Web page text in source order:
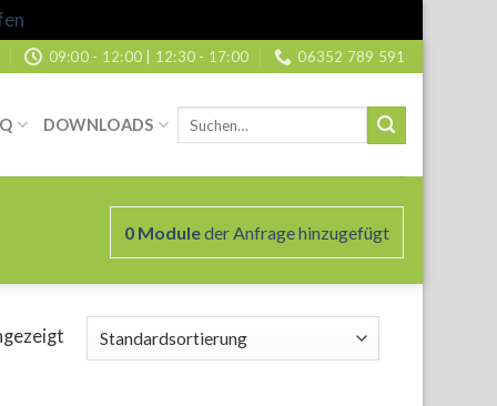
09:00 - 12:00 | 12:30 - 17:00 06352 789 591
DOWNLOADS
nach:
0Moduleder Anfrage hinzugefügt